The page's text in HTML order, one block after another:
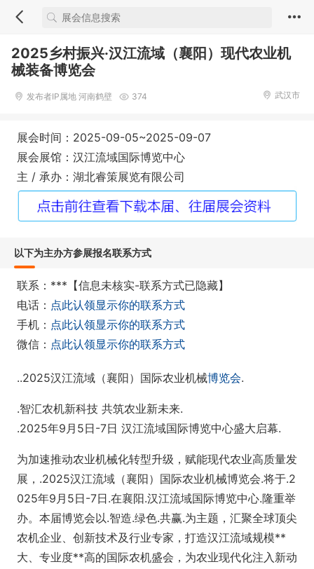
‌2025乡村振兴·汉江流域（襄阳）现代农业机
械装备博览会
发布者IP属地 河南鹤壁 374 武汉市
展会时间：2025-09-05~2025-09-07
展会展馆：汉江流域国际博览中心
主 / 承办：湖北睿策展览有限公司
以下为主办方参展报名联系方式
联系：***【信息未核实-联系方式已隐藏】
电话： 点此认领显示你的联系方式
手机： 点此认领显示你的联系方式
微信： 点此认领显示你的联系方式
..2025汉江流域（襄阳）国际农业机械博览会.
.智汇农机新科技 共筑农业新未来.
.2025年9月5日-7日 汉江流域国际博览中心盛大启幕.
为加速推动农业机械化转型升级，赋能现代农业高质量发
展，.2025汉江流域（襄阳）国际农业机械博览会.将于.2
025年9月5日-7日.在襄阳.汉江流域国际博览中心.隆重举
办。本届博览会以.智造.绿色.共赢.为主题，汇聚全球顶尖
农机企业、创新技术及行业专家，打造汉江流域规模**
大、专业度**高的国际农机盛会，为农业现代化注入新动